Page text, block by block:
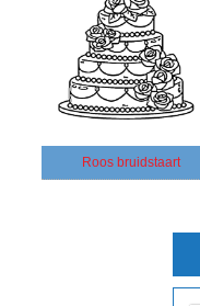
Roos bruidstaart